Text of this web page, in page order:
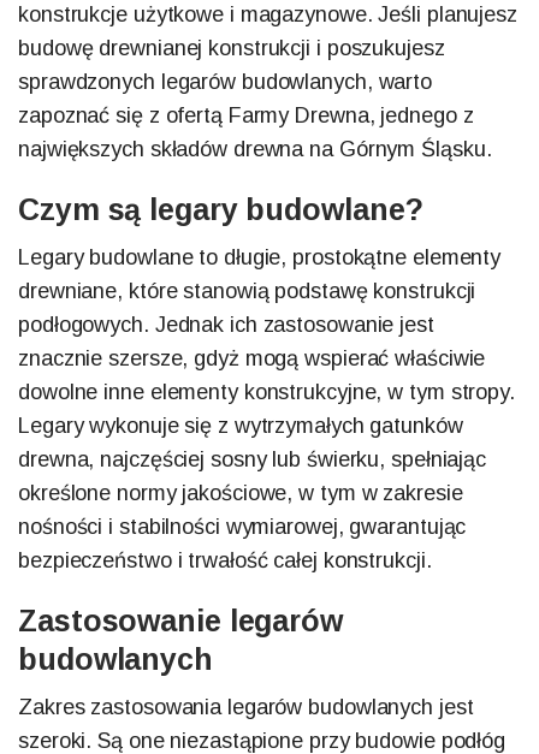
konstrukcje użytkowe i magazynowe. Jeśli planujesz
budowę drewnianej konstrukcji i poszukujesz
sprawdzonych legarów budowlanych, warto
zapoznać się z ofertą Farmy Drewna, jednego z
największych składów drewna na Górnym Śląsku.
Czym są legary budowlane?
Legary budowlane to długie, prostokątne elementy
drewniane, które stanowią podstawę konstrukcji
podłogowych. Jednak ich zastosowanie jest
znacznie szersze, gdyż mogą wspierać właściwie
dowolne inne elementy konstrukcyjne, w tym stropy.
Legary wykonuje się z wytrzymałych gatunków
drewna, najczęściej sosny lub świerku, spełniając
określone normy jakościowe, w tym w zakresie
nośności i stabilności wymiarowej, gwarantując
bezpieczeństwo i trwałość całej konstrukcji.
Zastosowanie legarów
budowlanych
Zakres zastosowania legarów budowlanych jest
szeroki. Są one niezastąpione przy budowie podłóg